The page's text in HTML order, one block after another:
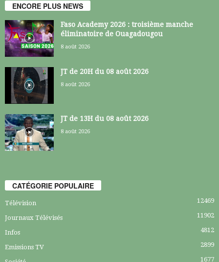
ENCORE PLUS NEWS
Faso Academy 2026 : troisième manche
éliminatoire de Ouagadougou
8 août 2026
JT de 20H du 08 août 2026
8 août 2026
JT de 13H du 08 août 2026
8 août 2026
CATÉGORIE POPULAIRE
Télévision 12469
Journaux Télévisés 11902
Infos 4812
Emissions TV 2899
1677